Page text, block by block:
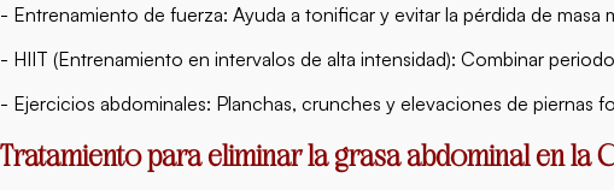
- Entrenamiento de fuerza: Ayuda a tonificar y evitar la pérdida de masa
- HIIT (Entrenamiento en intervalos de alta intensidad): Combinar
- Ejercicios abdominales: Planchas, crunches y elevaciones de
Tratamiento para eliminar la grasa abdominal en la